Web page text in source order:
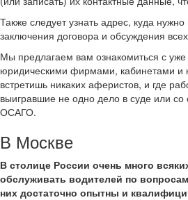
Также следует узнать адрес, куда
заключения договора и обсуждения
Мы предлагаем вам ознакомиться с
юридическими фирмами, кабинетами и
встретишь никаких аферистов, и где
выигравшие не одно дело в суде или
ОСАГО.
В Москве
В столице России очень много
обслуживать водителей по
них достаточно опытны и